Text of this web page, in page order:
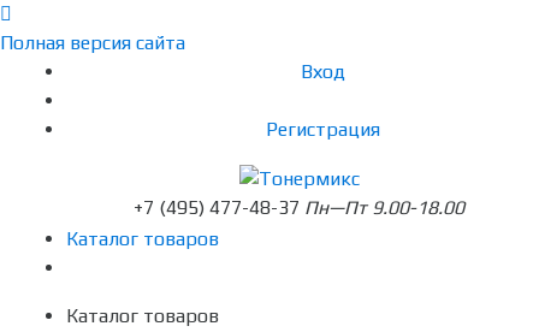
Полная версия сайта
Вход
Регистрация
+7 (495) 477-48-37 Пн—Пт 9.00-18.00
Каталог товаров
Каталог товаров